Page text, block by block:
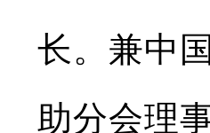
长。兼中
助分会理